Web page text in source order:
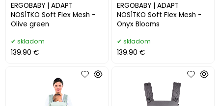
ERGOBABY | ADAPT
NOSÍTKO Soft Flex Mesh -
Olive green
skladom
139.90 €
ERGOBABY | ADAPT
NOSÍTKO Soft Flex Mesh -
Onyx Blooms
skladom
139.90 €